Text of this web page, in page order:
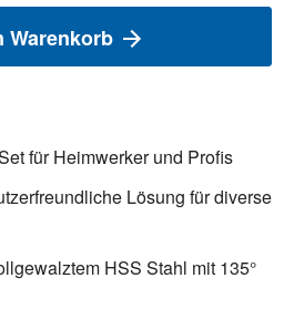
Warenkorb
für Heimwerker und Profis
Lösung für diverse
HSS Stahl mit 135°